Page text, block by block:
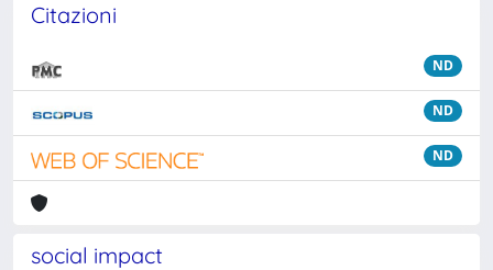
Citazioni
ND
ND
ND
social impact